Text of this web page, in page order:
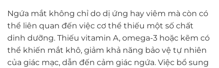
Ngứa mắt không chỉ do dị ứng hay viêm mà còn có
thể liên quan đến việc cơ thể thiếu một số chất
dinh dưỡng. Thiếu vitamin A, omega-3 hoặc kẽm có
thể khiến mắt khô, giảm khả năng bảo vệ tự nhiên
của giác mạc, dẫn đến cảm giác ngứa. Việc bổ sung